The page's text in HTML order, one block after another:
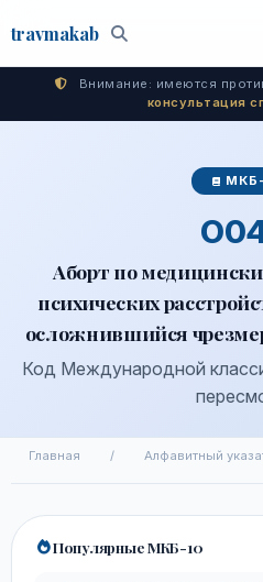
travmakab Поиск
Внимание: имеются
консультация
Аборт по
психических
осложнившийся
Код Международной
Главная / Алфавитный
Популярные МКБ-10